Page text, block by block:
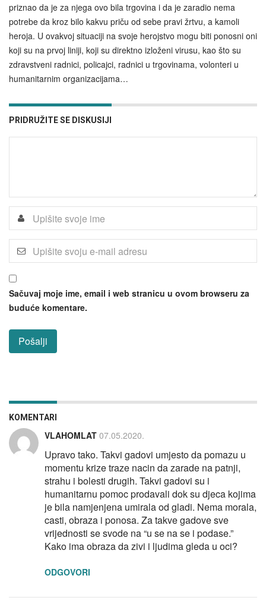
priznao da je za njega ovo bila trgovina i da je zaradio nema
potrebe da kroz bilo kakvu priču od sebe pravi žrtvu, a kamoli
heroja. U ovakvoj situaciji na svoje herojstvo mogu biti ponosni oni
koji su na prvoj liniji, koji su direktno izloženi virusu, kao što su
zdravstveni radnici, policajci, radnici u trgovinama, volonteri u
humanitarnim organizacijama…
PRIDRUŽITE SE DISKUSIJI
Sačuvaj moje ime, email i web stranicu u ovom browseru za
buduće komentare.
KOMENTARI
VLAHOMLAT 07.05.2020.
Upravo tako. Takvi gadovi umjesto da pomazu u
momentu krize traze nacin da zarade na patnji,
strahu i bolesti drugih. Takvi gadovi su i
humanitarnu pomoc prodavali dok su djeca kojima
je bila namjenjena umirala od gladi. Nema morala,
casti, obraza i ponosa. Za takve gadove sve
vrijednosti se svode na “u se na se i podase.”
Kako ima obraza da zivi i ljudima gleda u oci?
ODGOVORI